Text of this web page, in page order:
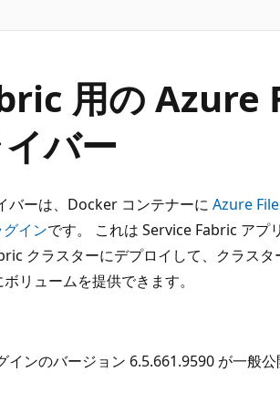
用の Azure
バー
バーは、Docker コンテナーに Azure
インです。 これは Service Fabric アプ
クラスターにデプロイして、クラス
リュームを提供できます。
ンのバージョン 6.5.661.9590 が一般公